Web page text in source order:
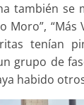
también se
Moro”,
tenían
grupo de
habido